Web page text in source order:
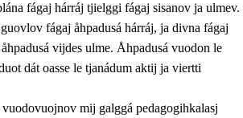
fágaj hárráj tjielggi fágaj sisanov ja ulmev.
fágaj åhpadusá hárráj, ja divna fágaj
vijdes ulme. Åhpadusá vuodon le
dát oasse le tjanádum aktij ja viertti
mij galggá pedagogihkalasj